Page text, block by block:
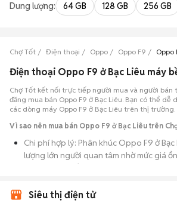
Dung lượng: 64 GB 128 GB 256 GB
Chợ Tốt Điện thoại Oppo Oppo F9 Oppo
Điện thoại Oppo F9 ở Bạc Liêu máy
Chợ Tốt kết nối trực tiếp người mua và người bán
đăng mua bán Oppo F9 ở Bạc Liêu. Bạn có thể dễ
các dòng máy Oppo F9 ở Bạc Liêu trên thị trường.
Vì sao nên mua bán Oppo F9 ở Bạc Liêu trên
Chi phí hợp lý: Phân khúc Oppo F9 ở
lượng lớn người quan tâm nhờ mức giá
phù hợp với số đông.
cung cấp cho bạn nhiều lựa chọn về tỷ
Siêu thị điện tử